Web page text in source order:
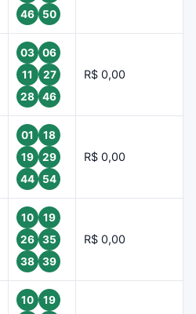
46
50
03
06
11
27
28
46
R$ 0,00
01
18
19
29
44
54
R$ 0,00
10
19
26
35
38
39
R$ 0,00
10
19